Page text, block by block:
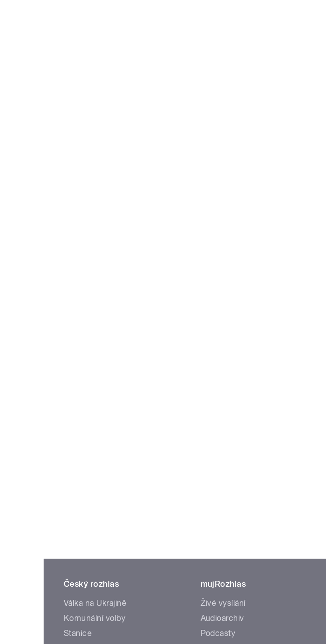
Český rozhlas
Válka na Ukrajině
Komunální volby
Stanice
mujRozhlas
Živé vysílání
Audioarchiv
Podcasty